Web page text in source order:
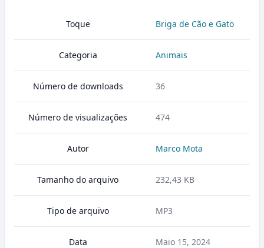
Toque Briga de Cão e Gato
Categoria Animais
Número de downloads 36
Número de visualizações 474
Autor Marco Mota
Tamanho do arquivo 232,43 KB
Tipo de arquivo MP3
Data Maio 15, 2024